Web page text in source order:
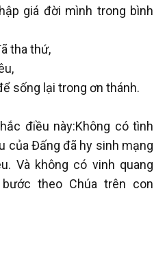
giá đời mình trong bình
tha thứ,
sống lại trong ơn thánh.
điều này:Không có tình
của Đấng đã hy sinh mạng
Và không có vinh quang
theo Chúa trên con